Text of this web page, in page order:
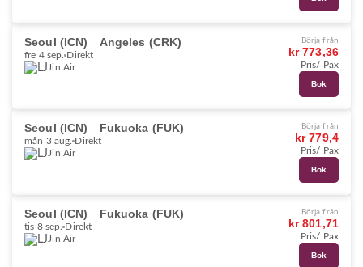
Seoul (ICN) Angeles (CRK)
fre 4 sep. Direkt
Jin Air
Börja från
kr 773,36
Pris/ Pax
Bok
Seoul (ICN) Fukuoka (FUK)
mån 3 aug. Direkt
Jin Air
Börja från
kr 779,4
Pris/ Pax
Bok
Seoul (ICN) Fukuoka (FUK)
tis 8 sep. Direkt
Jin Air
Börja från
kr 801,71
Pris/ Pax
Bok